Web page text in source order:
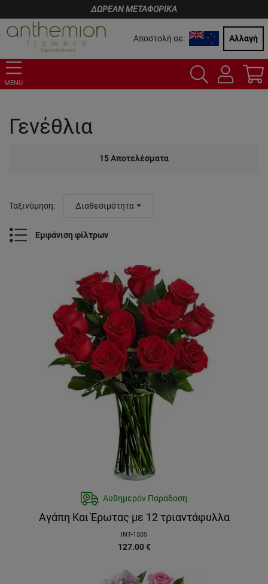
ΔΩΡΕΑΝ ΜΕΤΑΦΟΡΙΚΑ
Αποστολή σε: Αλλαγή
MENU
Γενέθλια
15Αποτελέσματα
Εμφάνιση φίλτρων
Ταξινόμηση: Διαθεσιμότητα
Αυθημερόν Παράδοση
Αγάπη Και Έρωτας με 12 τριαντάφυλλα
INT-1505
127.00 €